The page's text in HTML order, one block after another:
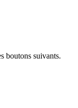
boutons suivants.